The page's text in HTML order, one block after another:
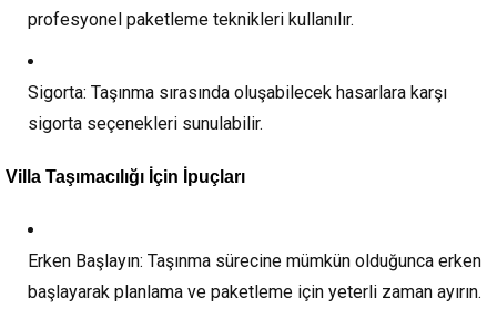
profesyonel paketleme teknikleri kullanılır.
Sigorta: Taşınma sırasında oluşabilecek hasarlara karşı
sigorta seçenekleri sunulabilir.
Villa Taşımacılığı İçin İpuçları
Erken Başlayın: Taşınma sürecine mümkün olduğunca erken
başlayarak planlama ve paketleme için yeterli zaman ayırın.
Müşteri Temsilcisi Fiyat Teklif